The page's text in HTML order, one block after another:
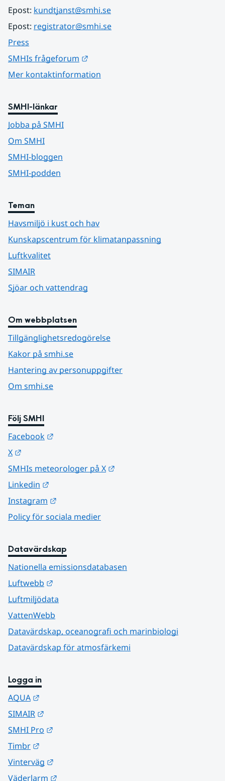
Epost: kundtjanst@smhi.se
Epost: registrator@smhi.se
Press
SMHIs frågeforum
Mer kontaktinformation
SMHI-länkar
Jobba på SMHI
Om SMHI
SMHI-bloggen
SMHI-podden
Teman
Havsmiljö i kust och hav
Kunskapscentrum för klimatanpassning
Luftkvalitet
SIMAIR
Sjöar och vattendrag
Om webbplatsen
Tillgänglighetsredogörelse
Kakor på smhi.se
Hantering av personuppgifter
Om smhi.se
Följ SMHI
Facebook
X
SMHIs meteorologer på X
Linkedin
Instagram
Policy för sociala medier
Datavärdskap
Nationella emissionsdatabasen
Luftwebb
Luftmiljödata
VattenWebb
Datavärdskap, oceanografi och marinbiologi
Datavärdskap för atmosfärkemi
Logga in
AQUA
SIMAIR
SMHI Pro
Timbr
Vinterväg
Väderlarm